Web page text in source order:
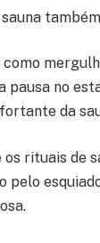
pausa no
da
rituais de
pelo